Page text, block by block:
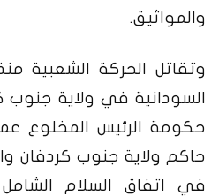
والمواثيق.
السودانية في ولاية جنوب
حكومة الرئيس المخلوع
حاكم ولاية جنوب كردفان